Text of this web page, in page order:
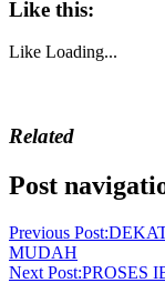
Like this:
Like Loading...
Related
Post
Previous Post:
MUDAH
Next Post:PROSES